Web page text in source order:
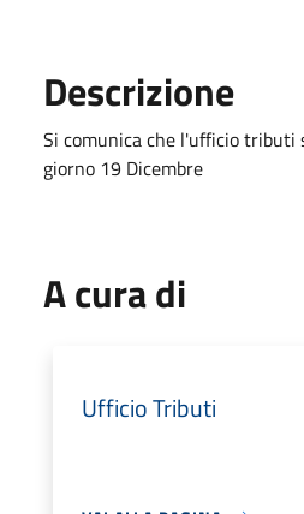
Descrizione
Si comunica che l'ufficio tributi
giorno 19 Dicembre
A cura di
Ufficio Tributi